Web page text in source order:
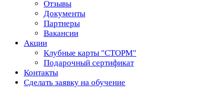
Отзывы
Документы
Партнеры
Вакансии
Акции
Клубные карты "СТОРМ"
Подарочный сертификат
Контакты
Сделать заявку на обучение